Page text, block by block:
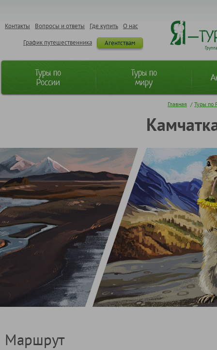
О нас
Где купить
Вопросы и ответы
Контакты
Агентствам
График путешественника
Туры по
России
Туры по
миру
Главная / Туры по
Маршрут